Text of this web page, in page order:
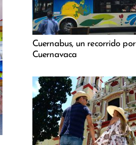
Cuernabus, un recorrido por
Cuernavaca